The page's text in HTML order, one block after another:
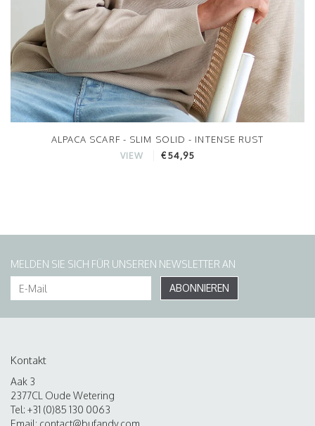
ALPACA SCARF - SLIM SOLID - INTENSE RUST
VIEW €54,95
MELDEN SIE SICH FÜR UNSEREN NEWSLETTER AN
ABONNIEREN
Kontakt
Aak 3
2377CL Oude Wetering
Tel: +31 (0)85 130 0063
Email: contact@bufandy.com